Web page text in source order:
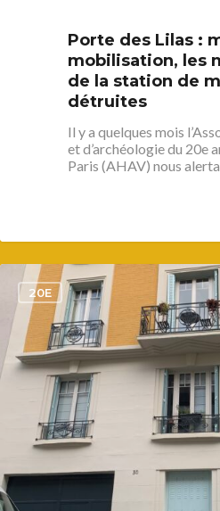
Porte des Lilas :
mobilisation, les
de la station de
détruites
Il y a quelques mois
et d’archéologie du 20e
Paris (AHAV) nous
20E
1